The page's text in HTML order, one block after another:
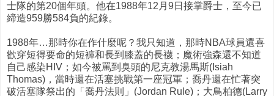
士隊的第20個年頭。他在1988年12月9日接掌爵士，至今已
締造959勝584負的紀錄。
1988年…那時你在作什麼呢？我只知道，那時NBA球員還喜
歡穿短得要命的短褲和長到膝蓋的長襪；魔術強森還不知道
自己感染HIV；如今被罵到臭頭的尼克教湯馬斯(Isiah
Thomas)，當時還在活塞挑戰第一座冠軍；喬丹還在忙著突
破活塞隊祭出的「喬丹法則」(Jordan Rule)；大鳥柏德(Larry